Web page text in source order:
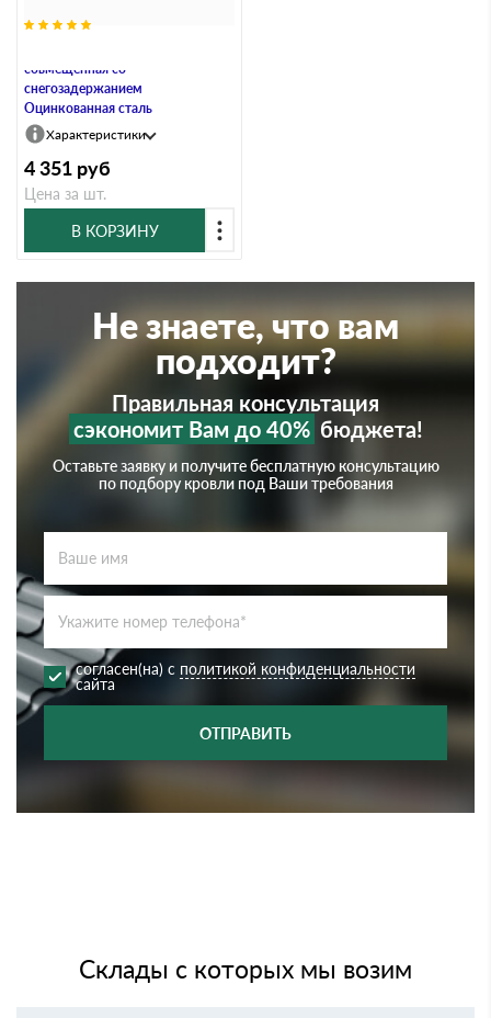
совмещенная со
снегозадержанием
Оцинкованная сталь
Характеристики
4 351 руб
Цена за шт.
В КОРЗИНУ
Не знаете, что вам
подходит?
Правильная консультация
сэкономит Вам до 40% бюджета!
Оставьте заявку и получите бесплатную консультацию
по подбору кровли под Ваши требования
согласен(на) с политикой конфиденциальности
сайта
ОТПРАВИТЬ
Склады с которых мы возим